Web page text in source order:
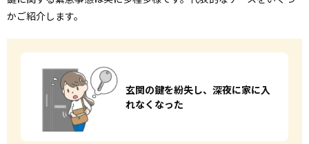
かご紹介します。
玄関の鍵を紛失し、 深夜に家に入
れなくなった